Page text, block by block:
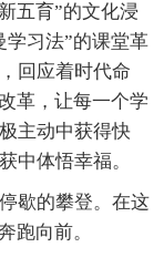
五育”的文化浸
学习法”的课堂革
回应着时代命
革，让每一个学
主动中获得快
中体悟幸福。
歇的攀登。在这
跑向前。